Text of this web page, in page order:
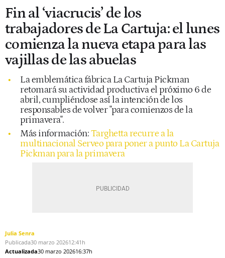
Fin al ‘viacrucis’ de los
trabajadores de La Cartuja: el lunes
comienza la nueva etapa para las
vajillas de las abuelas
La emblemática fábrica La Cartuja Pickman
retomará su actividad productiva el próximo 6 de
abril, cumpliéndose así la intención de los
responsables de volver "para comienzos de la
primavera".
Más información:Targhetta recurre a la
multinacional Serveo para poner a punto La Cartuja
Pickman para la primavera
Julia Senra
Publicada30 marzo 202612:41h
Actualizada30 marzo 202616:37h